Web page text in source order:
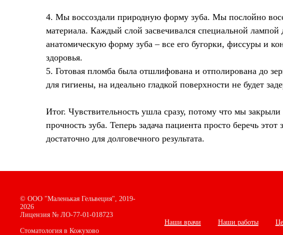
4. Мы воссоздали природную форму зуба. Мы послойно
материала. Каждый слой засвечивался специальной
анатомическую форму зуба – все его бугорки, фиссуры и
здоровья.
5. Готовая пломба была отшлифована и отполирована до
для гигиены, на идеально гладкой поверхности не будет
Итог. Чувствительность ушла сразу, потому что мы
прочность зуба. Теперь задача пациента просто беречь
достаточно для долговечного результата.
© ООО "Маленькая Гельвеция", 2019-
2026
Лицензия № ЛО-77-01-018723
Стоматология в Кожухово
Наши врачи Наши работы